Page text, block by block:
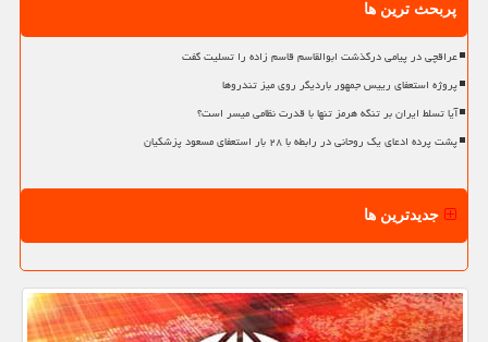
پربحث ترین ها
عراقچی در پیامی درگذشت ابوالقاسم قاسم زاده را تسلیت گفت
پروژه استعفای رییس جمهور باردیگر روی میز تندروها
آیا تسلط ایران بر تنگه هرمز تنها با قدرت نظامی میسر است؟
پشت پرده ادعای یک روحانی در رابطه با ۲۸ بار استعفای مسعود پزشکیان
جدیدترین ها